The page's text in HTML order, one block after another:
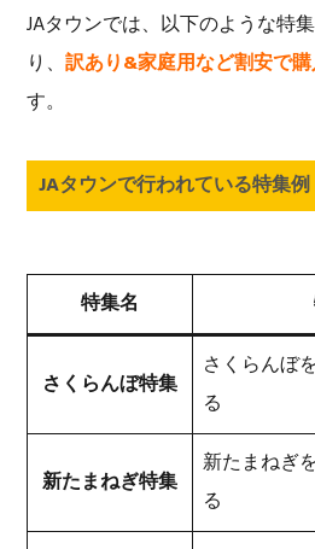
JAタウンでは、以下のような特
り、訳あり&家庭用など割安で
す。
JAタウンで行われている特集例
特集名
さくらんぼ特集
さくらんぼ
る
新たまねぎ特集
新たまねぎ
る